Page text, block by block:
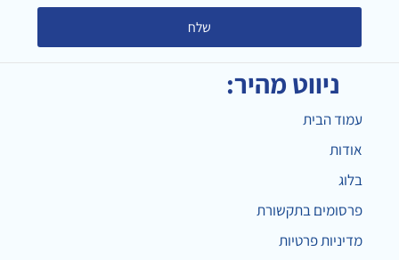
שלח
ניווט מהיר:
עמוד הבית
אודות
בלוג
פרסומים בתקשורת
מדיניות פרטיות